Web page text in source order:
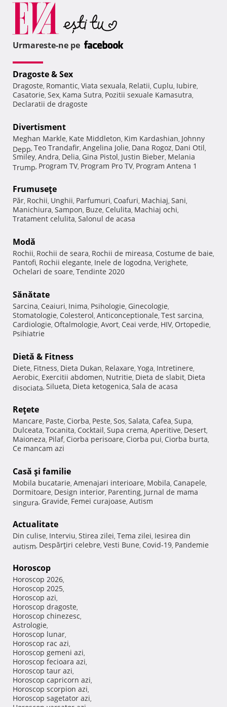
Urmareste-ne pe
Dragoste & Sex
Dragoste, Romantic, Viata sexuala, Relatii, Cuplu, Iubire,
Casatorie, Sex, Kama Sutra, Pozitii sexuale Kamasutra,
Declaratii de dragoste
Divertisment
Meghan Markle, Kate Middleton, Kim Kardashian, Johnny
Depp, Teo Trandafir, Angelina Jolie, Dana Rogoz, Dani Otil,
Smiley, Andra, Delia, Gina Pistol, Justin Bieber, Melania
Trump, Program TV, Program Pro TV, Program Antena 1
Frumuseţe
Păr, Rochii, Unghii, Parfumuri, Coafuri, Machiaj, Sani,
Manichiura, Sampon, Buze, Celulita, Machiaj ochi,
Tratament celulita, Salonul de acasa
Modă
Rochii, Rochii de seara, Rochii de mireasa, Costume de baie,
Pantofi, Rochii elegante, Inele de logodna, Verighete,
Ochelari de soare, Tendinte 2020
Sănătate
Sarcina, Ceaiuri, Inima, Psihologie, Ginecologie,
Stomatologie, Colesterol, Anticonceptionale, Test sarcina,
Cardiologie, Oftalmologie, Avort, Ceai verde, HIV, Ortopedie,
Psihiatrie
Dietă & Fitness
Diete, Fitness, Dieta Dukan, Relaxare, Yoga, Intretinere,
Aerobic, Exercitii abdomen, Nutritie, Dieta de slabit, Dieta
disociata, Silueta, Dieta ketogenica, Sala de acasa
Reţete
Mancare, Paste, Ciorba, Peste, Sos, Salata, Cafea, Supa,
Dulceata, Tocanita, Cocktail, Supa crema, Aperitive, Desert,
Maioneza, Pilaf, Ciorba perisoare, Ciorba pui, Ciorba burta,
Ce mancam azi
Casă şi familie
Mobila bucatarie, Amenajari interioare, Mobila, Canapele,
Dormitoare, Design interior, Parenting, Jurnal de mama
singura, Gravide, Femei curajoase, Autism
Actualitate
Din culise, Interviu, Stirea zilei, Tema zilei, Iesirea din
autism, Despărţiri celebre, Vesti Bune, Covid-19, Pandemie
Horoscop
Horoscop 2026,
Horoscop 2025,
Horoscop azi,
Horoscop dragoste,
Horoscop chinezesc,
Astrologie,
Horoscop lunar,
Horoscop rac azi,
Horoscop gemeni azi,
Horoscop fecioara azi,
Horoscop taur azi,
Horoscop capricorn azi,
Horoscop scorpion azi,
Horoscop sagetator azi,